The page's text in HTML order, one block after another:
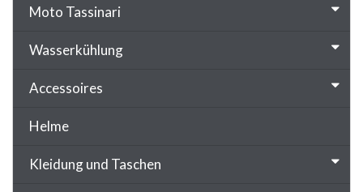
Moto Tassinari
Wasserkühlung
Accessoires
Helme
Kleidung und Taschen